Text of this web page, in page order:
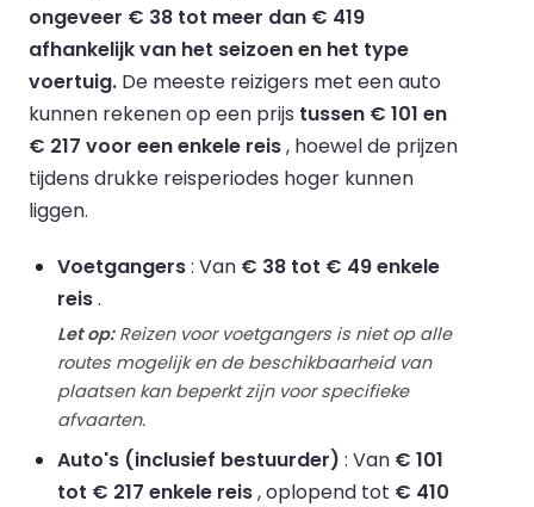
ongeveer € 38 tot meer dan € 419
afhankelijk van het seizoen en het type
voertuig. De meeste reizigers met een auto
kunnen rekenen op een prijs tussen € 101 en
€ 217 voor een enkele reis, hoewel de prijzen
tijdens drukke reisperiodes hoger kunnen
liggen.
Voetgangers: Van € 38 tot € 49 enkele
reis.
Let op:Reizen voor voetgangers is niet op alle
routes mogelijk en de beschikbaarheid van
plaatsen kan beperkt zijn voor specifieke
afvaarten.
Auto's (inclusief bestuurder) : Van € 101
tot € 217 enkele reis, oplopend tot € 410